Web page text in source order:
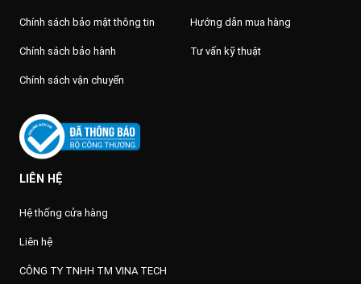
Chính sách bảo mật thông tin
Chính sách bảo hành
Chính sách vận chuyển
Hướng dẫn mua hàng
Tư vấn kỹ thuật
LIÊN HỆ
Hệ thống cửa hàng
Liên hệ
CÔNG TY TNHH TM VINA TECH